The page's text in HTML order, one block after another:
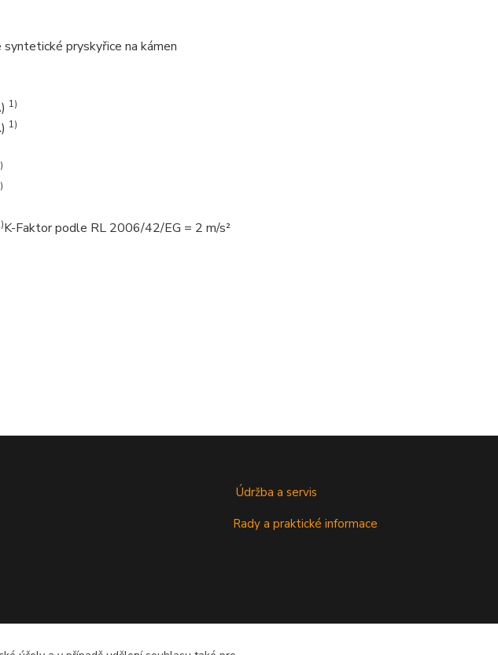
syntetické pryskyřice na kámen
1)
1)
K-Faktor podle RL 2006/42/EG = 2 m/s²
Údržba a servis
Rady a praktické informace